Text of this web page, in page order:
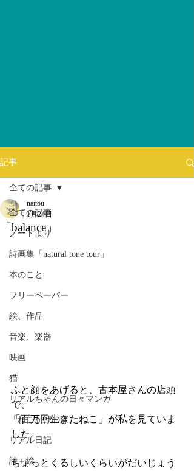
記事
全ての記事
ノートより
詩画集「natural tone tour」
本のこと
フリーペーパー
絵、作品
音楽、楽器
映画
猫
リアルちゃんの日々マンガ
「ねこかげの森」
リアル日記
詩＋絵
全ての記事
「balance」
naitou
1月24日
ふと顔をあげると、古本屋さんの店頭
で、
「百万回生きたねこ」が私を見ていま
した。
ちょっとくるしいくらいがだいじょう